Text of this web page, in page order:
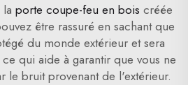
porte coupe-feu en bois créée
être rassuré en sachant que
du monde extérieur et sera
qui aide à garantir que vous ne
le bruit provenant de l'extérieur.